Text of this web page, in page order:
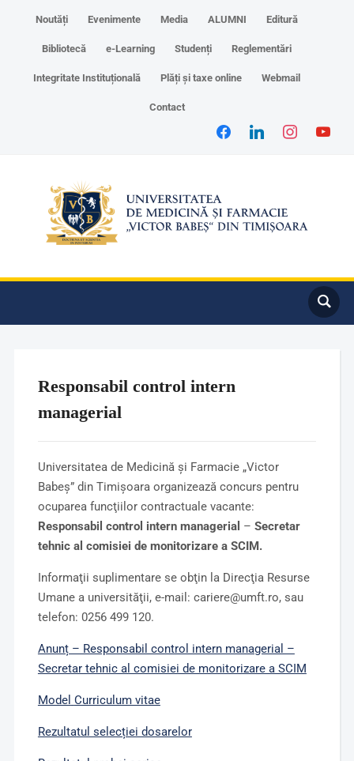
Noutăți Evenimente Media ALUMNI Editură
Bibliotecă e-Learning Studenți Reglementări
Integritate Instituțională Plăți și taxe online Webmail
Contact
Responsabil control intern
managerial
Universitatea de Medicină şi Farmacie „Victor
Babeş” din Timişoara organizează concurs pentru
ocuparea funcţiilor contractuale vacante:
Responsabil control intern managerial – Secretar
tehnic al comisiei de monitorizare a SCIM.
Informaţii suplimentare se obţin la Direcţia Resurse
Umane a universităţii, e-mail: cariere@umft.ro, sau
telefon: 0256 499 120.
Anunț – Responsabil control intern managerial –
Secretar tehnic al comisiei de monitorizare a SCIM
Model Curriculum vitae
Rezultatul selecției dosarelor